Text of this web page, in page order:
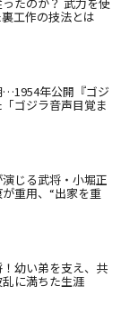
工作の技法とは
年公開『ゴジ
ゴジラ音声目覚ま
演じる武将・小堀正
重用、“出家を重
幼い弟を支え、共
に満ちた生涯